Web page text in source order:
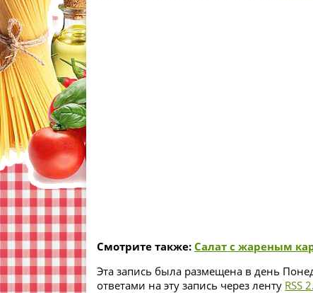
Смотрите также: Салат с жареным
Эта запись была размещена в день
ответами на эту запись через ленту RSS